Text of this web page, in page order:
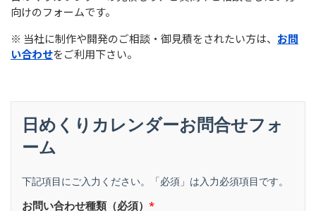
向けのフォームです。
※ 当社に制作や開発のご相談・御見積をされたい方は、 お問
い合わせをご利用下さい。